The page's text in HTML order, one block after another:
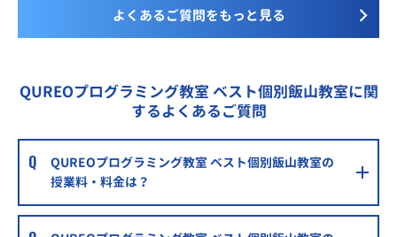
よくあるご質問をもっと見る
QUREOプログラミング教室 ベスト個別飯山教室に関
するよくあるご質問
QUREOプログラミング教室 ベスト個別飯山教室の
授業料・料金は？